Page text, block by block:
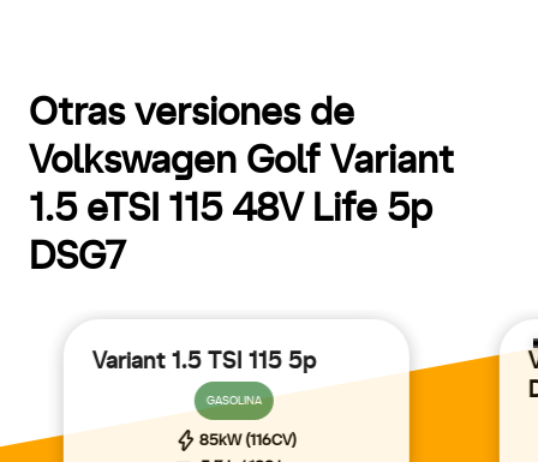
Otras versiones de
Volkswagen Golf Variant
1.5 eTSI 115 48V Life 5p
DSG7
Variant 1.5 TSI 115 5p
GASOLINA
85kW (116CV)